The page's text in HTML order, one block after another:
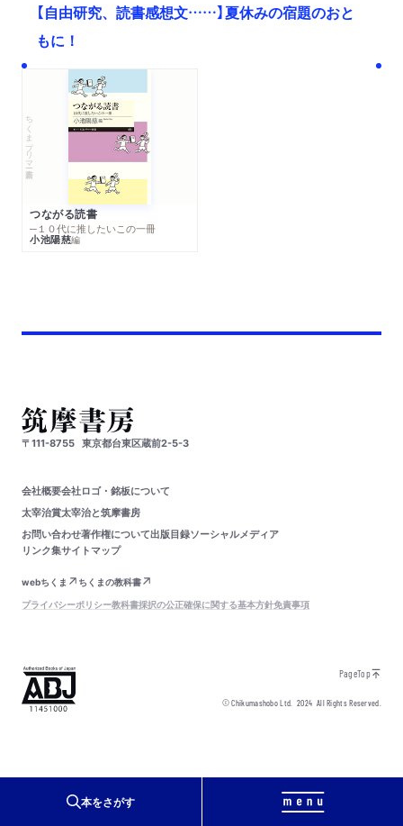
本をさがす
【自由研究、読書感想文……】夏休みの宿題のおと
もに！
ちくまプリマー新書
つながる読書
─１０代に推したいこの一冊
小池陽慈編
〒111-8755 東京都台東区蔵前2-5-3
会社概要会社ロゴ・銘板について
太宰治賞太宰治と筑摩書房
お問い合わせ著作権について出版目録ソーシャルメディア
リンク集サイトマップ
webちくま
ちくまの教科書
プライバシーポリシー教科書採択の公正確保に関する基本方針免責事項
PageTop
© Chikumashobo Ltd.2024 All Rights Reserved.